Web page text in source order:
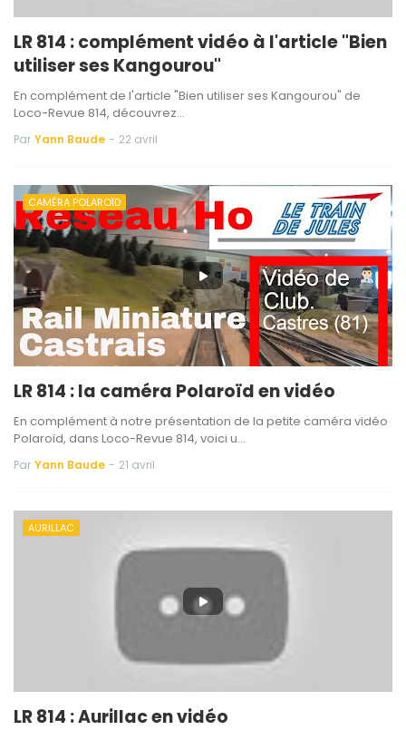
LR 814 : complément vidéo à l'article "Bien
utiliser ses Kangourou"
En complément de l'article "Bien utiliser ses Kangourou" de
Loco-Revue 814, découvrez…
Par Yann Baude - 22 avril
CAMÉRA POLAROÏD
LR 814 : la caméra Polaroïd en vidéo
En complément à notre présentation de la petite caméra vidéo
Polaroïd, dans Loco-Revue 814, voici u…
Par Yann Baude - 21 avril
AURILLAC
LR 814 : Aurillac en vidéo